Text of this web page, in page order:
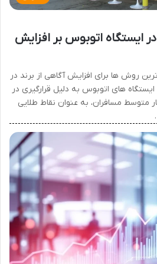
ایستگاه اتوبوس بر افزایش
روش ها برای افزایش آگاهی از برند در
های اتوبوس به دلیل قرارگیری در
متوسط مسافران، به عنوان نقاط طلایی